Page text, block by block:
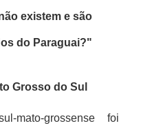
existem e são
do Paraguai?"
Grosso do Sul
mato-grossense foi